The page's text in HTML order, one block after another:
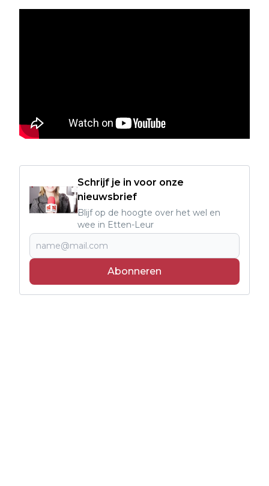
Schrijf je in voor onze
nieuwsbrief
Blijf op de hoogte over het wel en
wee in Etten-Leur
Abonneren